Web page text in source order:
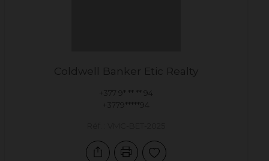
Coldwell Banker Etic Realty
+377 9* ** ** 94
+3779*****94